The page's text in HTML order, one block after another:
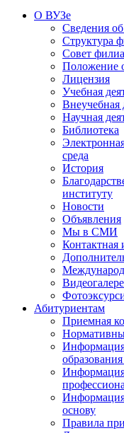
О ВУЗе
Сведения
Структура
Совет
Положение
Лицензия
Учебная
Внеучебная
Научная
Библиотека
среда
История
институту
Новости
Объявления
Мы в СМИ
Контактная
Абитуриентам
Приемная
Информация
основу
Правила